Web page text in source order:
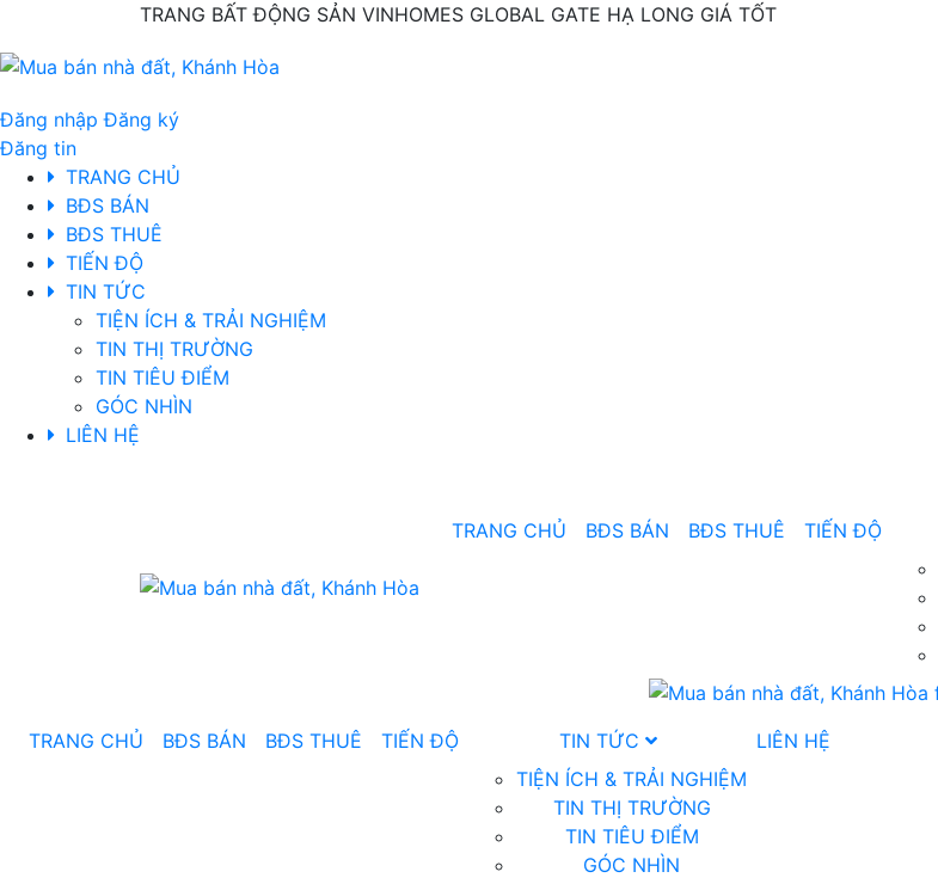
TRANG BẤT ĐỘNG SẢN VINHOMES GLOBAL GATE HẠ LONG GIÁ TỐT
Đăng nhập Đăng ký
Đăng tin
TRANG CHỦ
BĐS BÁN
BĐS THUÊ
TIẾN ĐỘ
TIN TỨC
TIỆN ÍCH & TRẢI NGHIỆM
TIN THỊ TRƯỜNG
TIN TIÊU ĐIỂM
GÓC NHÌN
LIÊN HỆ
TRANG CHỦ BĐS BÁN BĐS THUÊ TIẾN ĐỘ
TRANG CHỦ BĐS BÁN BĐS THUÊ TIẾN ĐỘ
TIN TỨC
TIỆN ÍCH & TRẢI NGHIỆM
TIN THỊ TRƯỜNG
TIN TIÊU ĐIỂM
GÓC NHÌN
LIÊN HỆ